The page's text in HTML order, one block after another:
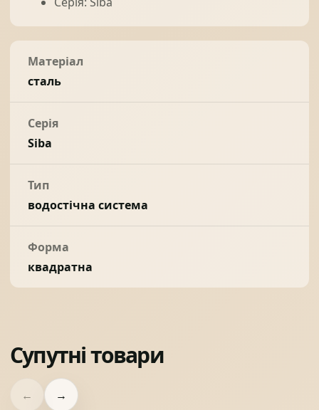
Матеріал
сталь
Серія
Siba
Тип
водостічна система
Форма
квадратна
Супутні товари
← →